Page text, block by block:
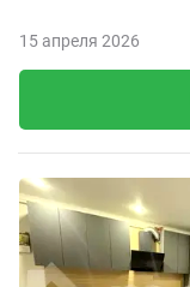
15 апреля 2026